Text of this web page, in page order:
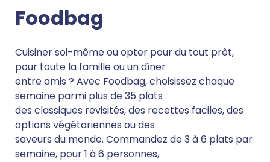
Foodbag
Cuisiner soi-même ou opter pour du tout prêt,
pour toute la famille ou un dîner
entre amis ? Avec Foodbag, choisissez chaque
semaine parmi plus de 35 plats :
des classiques revisités, des recettes faciles, des
options végétariennes ou des
saveurs du monde. Commandez de 3 à 6 plats par
semaine, pour 1 à 6 personnes,